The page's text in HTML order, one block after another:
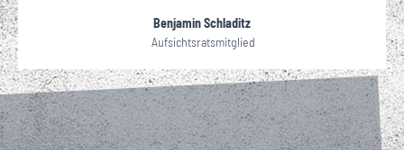
Benjamin Schladitz
Aufsichtsratsmitglied